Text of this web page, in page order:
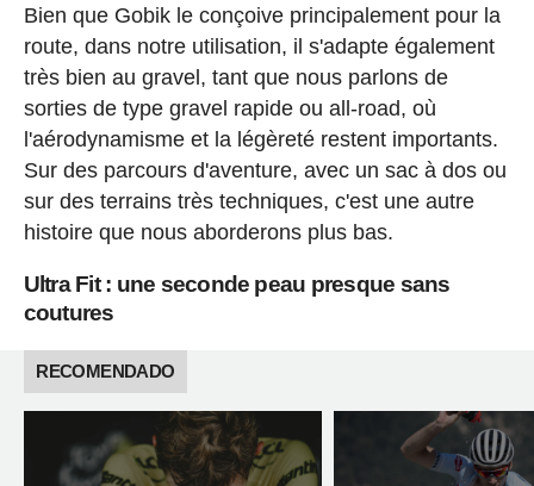
Bien que Gobik le conçoive principalement pour la
route, dans notre utilisation, il s'adapte également
très bien au gravel, tant que nous parlons de
sorties de type gravel rapide ou all-road, où
l'aérodynamisme et la légèreté restent importants.
Sur des parcours d'aventure, avec un sac à dos ou
sur des terrains très techniques, c'est une autre
histoire que nous aborderons plus bas.
Ultra Fit : une seconde peau presque sans
coutures
RECOMENDADO